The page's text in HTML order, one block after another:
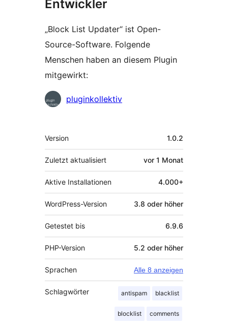
Entwickler
„Block List Updater“ ist Open-
Source-Software. Folgende
Menschen haben an diesem Plugin
mitgewirkt:
Mitwirkende
pluginkollektiv
Meta
Version 1.0.2
Zuletzt aktualisiert vor 1 Monat
Aktive Installationen 4.000+
WordPress-Version 3.8 oder höher
Getestet bis 6.9.6
PHP-Version 5.2 oder höher
Sprachen Alle 8 anzeigen
Schlagwörter antispam blacklist
blocklist comments